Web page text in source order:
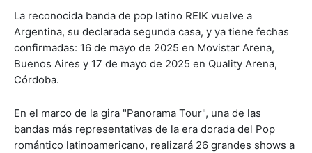
La reconocida banda de pop latino REIK vuelve a
Argentina, su declarada segunda casa, y ya tiene fechas
confirmadas: 16 de mayo de 2025 en Movistar Arena,
Buenos Aires y 17 de mayo de 2025 en Quality Arena,
Córdoba.
En el marco de la gira "Panorama Tour", una de las
bandas más representativas de la era dorada del Pop
romántico latinoamericano, realizará 26 grandes shows a